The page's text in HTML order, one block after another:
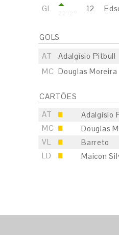
S
E
GL 12
GOLS
AT
Adalgísio Pitbull
MC Douglas Moreira
CARTÕES
AT
Adalgísio
MC
Douglas
VL
Barreto
LD
Maicon